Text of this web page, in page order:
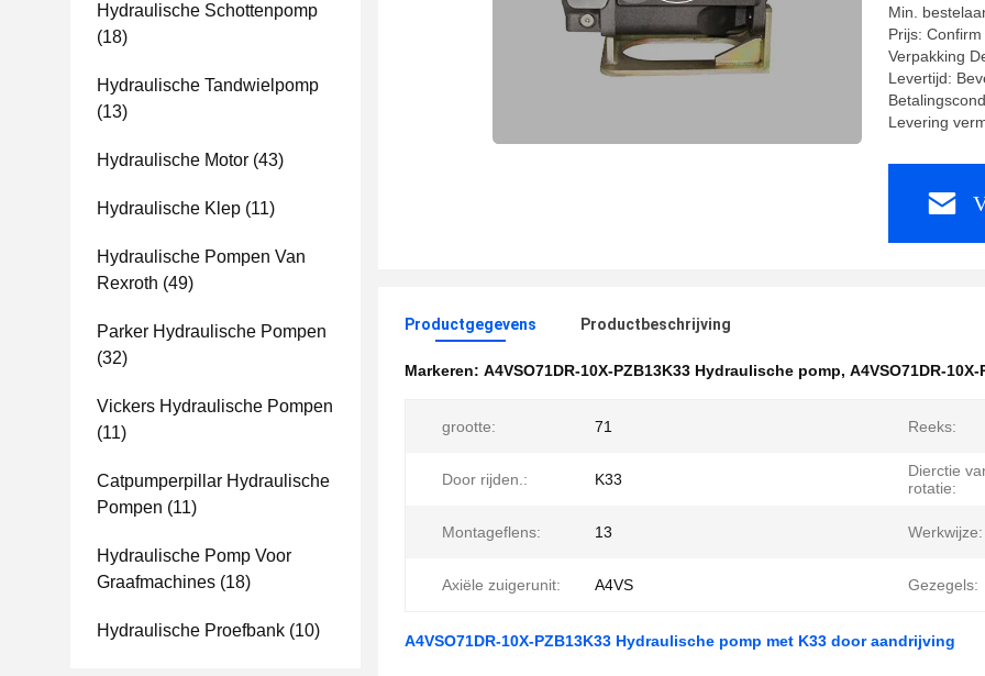
Hydraulische Schottenpomp
(18)
Hydraulische Tandwielpomp
(13)
Hydraulische Motor (43)
Hydraulische Klep (11)
Hydraulische Pompen Van
Rexroth (49)
Parker Hydraulische Pompen
(32)
Vickers Hydraulische Pompen
(11)
Catpumperpillar Hydraulische
Pompen (11)
Hydraulische Pomp Voor
Graafmachines (18)
Hydraulische Proefbank (10)
Min.
Prijs:
Verpakking
Levertijd:
Levering
Productgegevens Productbeschrijving
Markeren: A4VSO71DR-10X-PZB13K33 Hydraulische pomp, A4VSO71DR-10X-
grootte: 71 Reeks:
Door rijden.: K33
Dierctie
rotatie:
Montageflens: 13 Werkwijze:
Axiële zuigerunit: A4VS Gezegels:
A4VSO71DR-10X-PZB13K33 Hydraulische pomp met K33 door aandrijving